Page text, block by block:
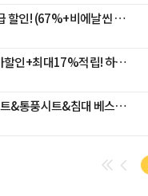
비에날씬 브랜드데이 역대급 할인! (67%+비에날씬 1개월 증정)
[블루밍]🚨넾다 선착순 추가할인+최대17%적립! 하기스 멤버십데이🌟
27일 자정까지 다이치 카시트&통풍시트&침대 베스트셀러 최대 58% 혜택